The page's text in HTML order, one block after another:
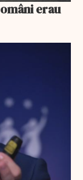
erau